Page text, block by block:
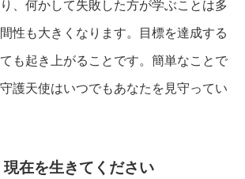
、何かして失敗した方が学ぶことは多
性も大きくなります。目標を達成する
も起き上がることです。簡単なことで
護天使はいつでもあなたを見守ってい
在を生きてください